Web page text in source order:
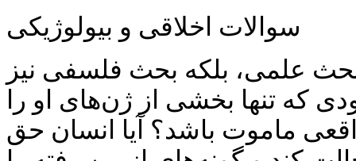
سوالات اخلاقی و بیولوژیکی
علمی، بلکه بحث فلسفی نیز
که تنها بخشی از ژن‌های او را
ماموت باشد؟ آیا انسان حق